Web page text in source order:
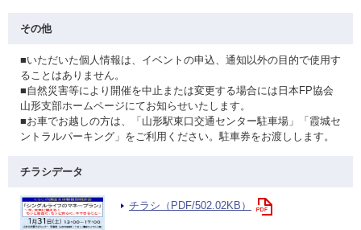
その他
■いただいた個人情報は、イベントの申込、通知以外の目的で使用す
ることはありません。
■自然災害等により開催を中止または変更する場合には日本FP協会
山形支部ホームページにてお知らせいたします。
■お車でお越しの方は、「山形駅東口交通センター駐車場」「霞城セ
ントラルパーキング」をご利用ください。駐車券をお渡しします。
チラシデータ
チラシ（PDF/502.02KB）